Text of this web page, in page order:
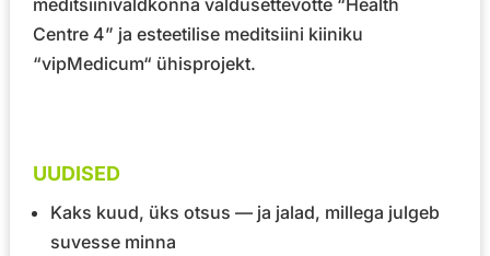
Centre 4” ja esteetilise meditsiini kiiniku
“vipMedicum“ ühisprojekt.
UUDISED
Kaks kuud, üks otsus — ja jalad, millega julgeb
suvesse minna